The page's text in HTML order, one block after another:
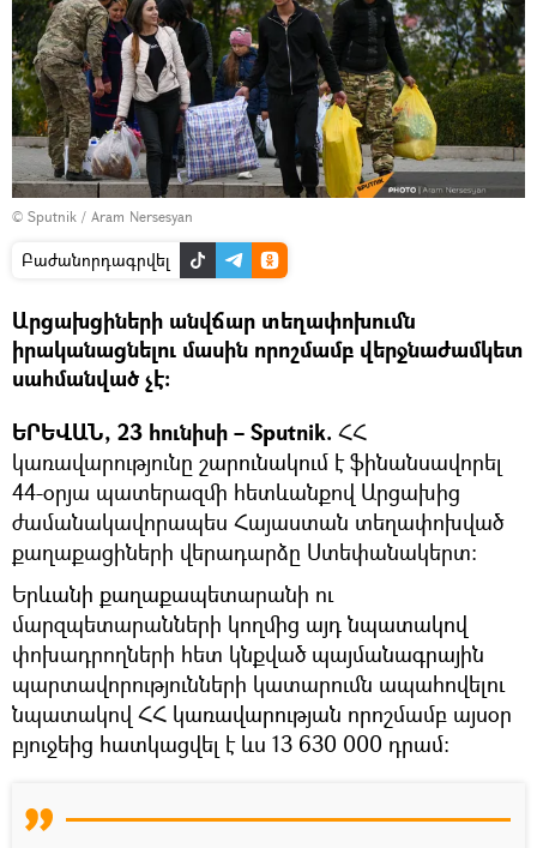
© Sputnik / Aram Nersesyan
Բաժանորդագրվել
Արցախցիների անվճար տեղափոխումն
իրականացնելու մասին որոշմամբ վերջնաժամկետ
սահմանված չէ։
ԵՐԵՎԱՆ, 23 հունիսի – Sputnik. ՀՀ
կառավարությունը շարունակում է ֆինանսավորել
44-օրյա պատերազմի հետևանքով Արցախից
ժամանակավորապես Հայաստան տեղափոխված
քաղաքացիների վերադարձը Ստեփանակերտ։
Երևանի քաղաքապետարանի ու
մարզպետարանների կողմից այդ նպատակով
փոխադրողների հետ կնքված պայմանագրային
պարտավորությունների կատարումն ապահովելու
նպատակով ՀՀ կառավարության որոշմամբ այսօր
բյուջեից հատկացվել է ևս 13 630 000 դրամ։